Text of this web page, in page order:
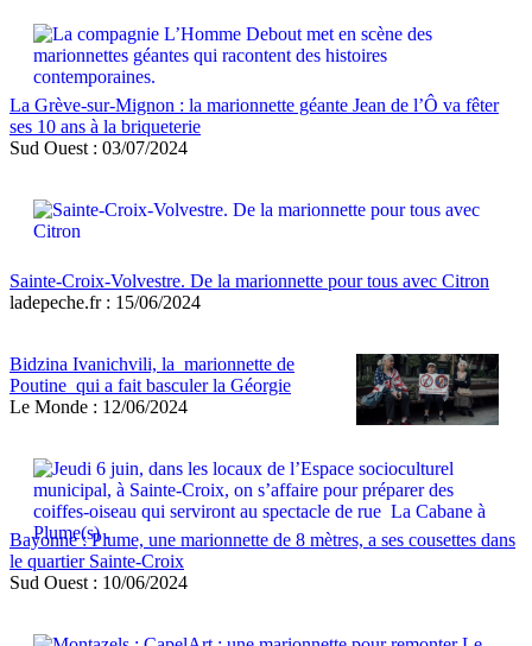
La Grève-sur-Mignon : la marionnette géante Jean de l’Ô va fêter
ses 10 ans à la briqueterie
Sud Ouest : 03/07/2024
Sainte-Croix-Volvestre. De la marionnette pour tous avec Citron
ladepeche.fr : 15/06/2024
Bidzina Ivanichvili, la marionnette de
Poutine qui a fait basculer la Géorgie
Le Monde : 12/06/2024
Bayonne : Plume, une marionnette de 8 mètres, a ses cousettes dans
le quartier Sainte-Croix
Sud Ouest : 10/06/2024